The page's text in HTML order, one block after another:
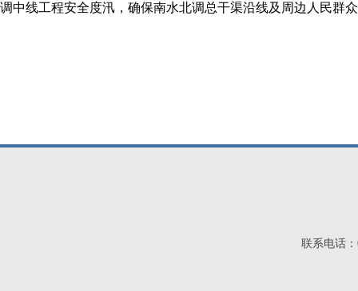
调中线工程安全度汛，确保南水北调总干渠沿线及周边人民群
联系电话：